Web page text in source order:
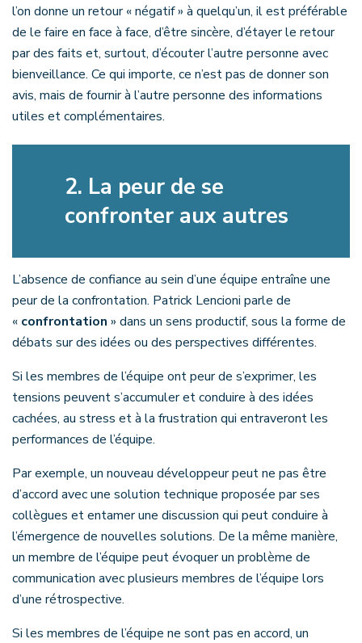
l’on donne un retour « négatif » à quelqu’un, il est préférable
de le faire en face à face, d’être sincère, d’étayer le retour
par des faits et, surtout, d’écouter l’autre personne avec
bienveillance. Ce qui importe, ce n’est pas de donner son
avis, mais de fournir à l’autre personne des informations
utiles et complémentaires.
2. La peur de se
confronter aux autres
L’absence de confiance au sein d’une équipe entraîne une
peur de la confrontation. Patrick Lencioni parle de
« confrontation » dans un sens productif, sous la forme de
débats sur des idées ou des perspectives différentes.
Si les membres de l’équipe ont peur de s’exprimer, les
tensions peuvent s’accumuler et conduire à des idées
cachées, au stress et à la frustration qui entraveront les
performances de l’équipe.
Par exemple, un nouveau développeur peut ne pas être
d’accord avec une solution technique proposée par ses
collègues et entamer une discussion qui peut conduire à
l’émergence de nouvelles solutions. De la même manière,
un membre de l’équipe peut évoquer un problème de
communication avec plusieurs membres de l’équipe lors
d’une rétrospective.
Si les membres de l’équipe ne sont pas en accord, un